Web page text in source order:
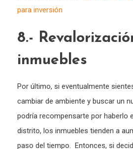
para inversión
8.-
inmuebles
Por último, si eventualmente
cambiar de ambiente y buscar un
podría recompensarte por haberlo
distrito, los inmuebles tienden a
paso del tiempo. Entonces, si